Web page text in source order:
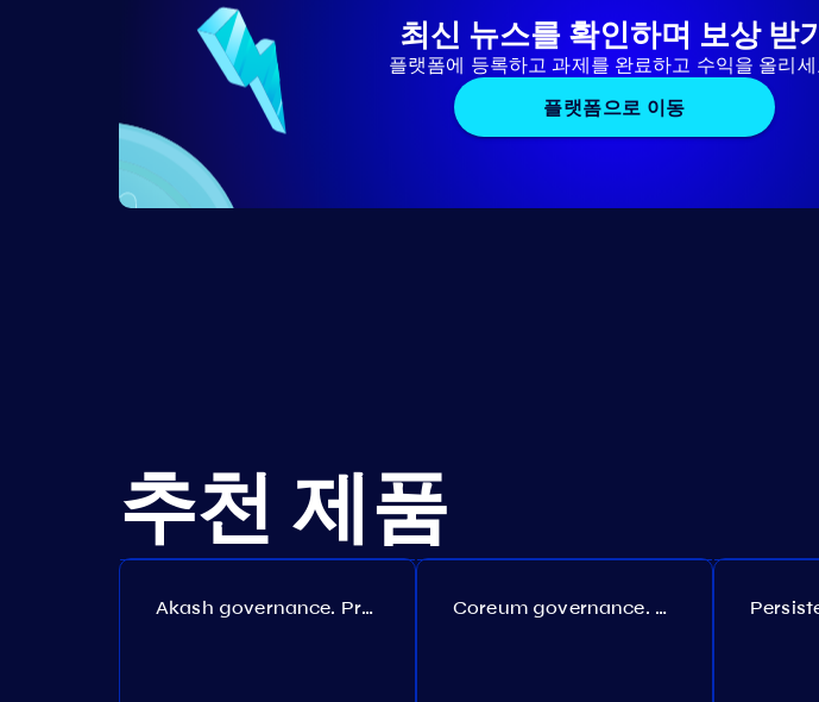
최신 뉴스를 확인하며 보상 받기
플랫폼에 등록하고 과제를 완료하고 수익을 올리
플랫폼으로 이동
추천 제품
Akash governance. Proposal №308 Coreum governance. Proposal №22